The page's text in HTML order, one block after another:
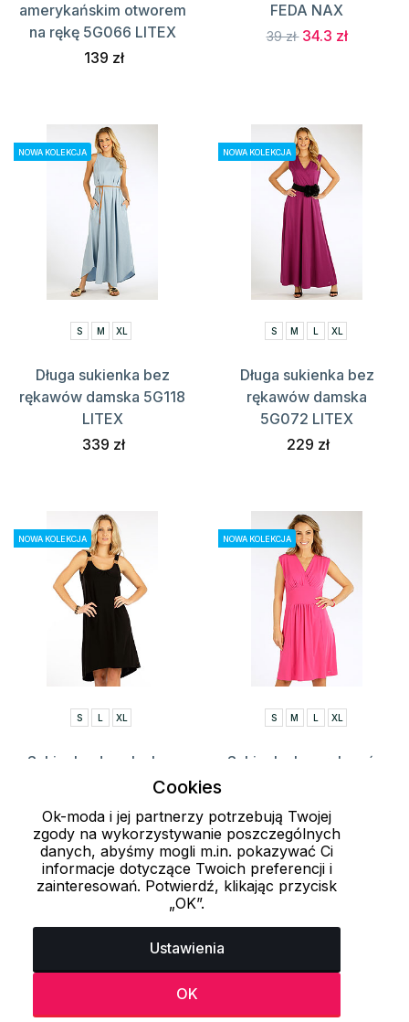
amerykańskim otworem
na rękę 5G066 LITEX
139 zł
FEDA NAX
39 zł 34.3 zł
NOWA KOLEKCJA
S M XL
Długa sukienka bez
rękawów damska 5G118
LITEX
339 zł
NOWA KOLEKCJA
S M L XL
Długa sukienka bez
rękawów damska
5G072 LITEX
229 zł
NOWA KOLEKCJA
S L XL
Sukienka damska bez
ramiączek 5G010 LITEX
169 zł
NOWA KOLEKCJA
S M L XL
Sukienka bez rękawów
199 zł
Załaduj więcej 24 przedmiotów
1 2 3
Ostatnio oglądane produkty
Cookies
Ok-moda i jej partnerzy potrzebują Twojej
zgody na wykorzystywanie poszczególnych
danych, abyśmy mogli m.in. pokazywać Ci
informacje dotyczące Twoich preferencji i
zainteresowań. Potwierdź, klikając przycisk
„OK”.
Ustawienia
OK